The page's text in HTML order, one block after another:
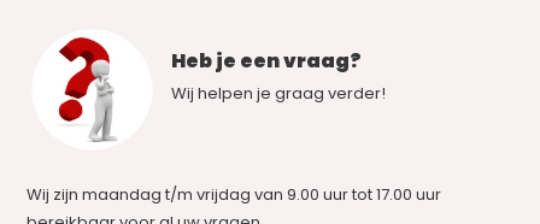
Heb je een vraag?
Wij helpen je graag verder!
Wij zijn maandag t/m vrijdag van 9.00 uur tot 17.00 uur